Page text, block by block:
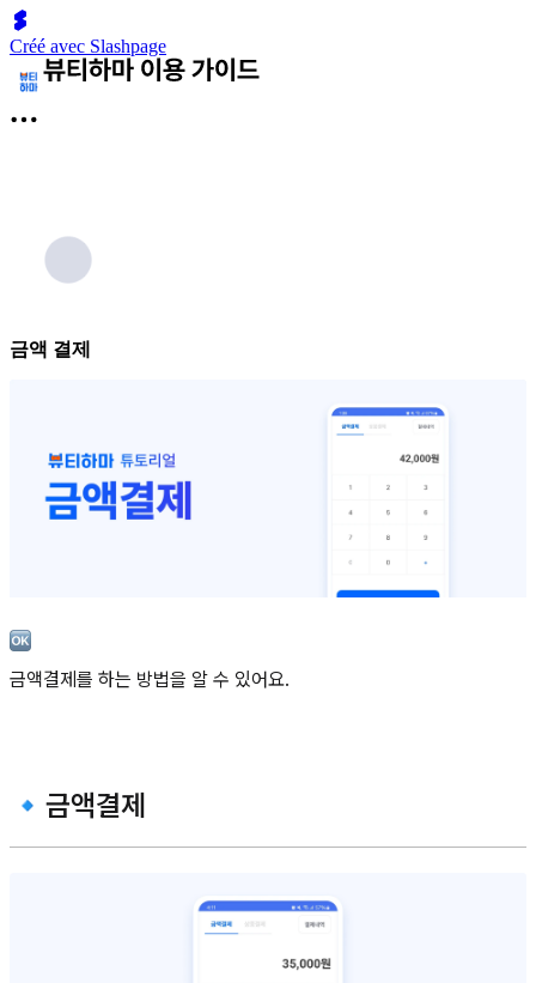
Créé avec Slashpage
금액 결제
금액결제를 하는 방법을 알 수 있어요.
🔹금액결제